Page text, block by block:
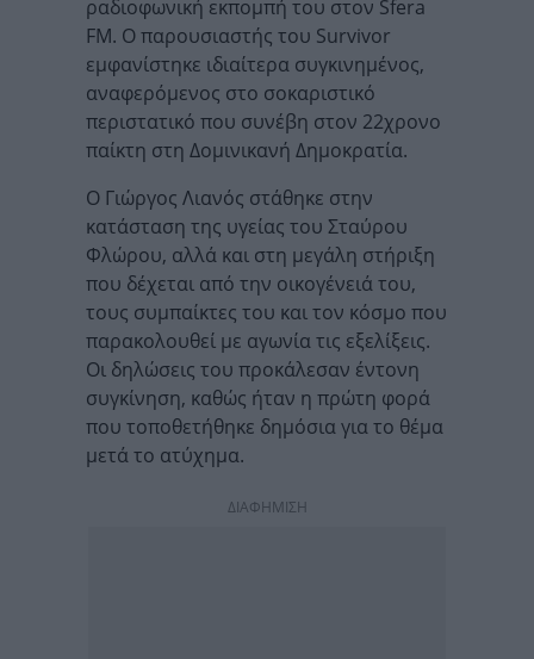
ραδιοφωνική εκπομπή του στον Sfera
FM. Ο παρουσιαστής του Survivor
εμφανίστηκε ιδιαίτερα συγκινημένος,
αναφερόμενος στο σοκαριστικό
περιστατικό που συνέβη στον 22χρονο
παίκτη στη Δομινικανή Δημοκρατία.
Ο Γιώργος Λιανός στάθηκε στην
κατάσταση της υγείας του Σταύρου
Φλώρου, αλλά και στη μεγάλη στήριξη
που δέχεται από την οικογένειά του,
τους συμπαίκτες του και τον κόσμο που
παρακολουθεί με αγωνία τις εξελίξεις.
Οι δηλώσεις του προκάλεσαν έντονη
συγκίνηση, καθώς ήταν η πρώτη φορά
που τοποθετήθηκε δημόσια για το θέμα
μετά το ατύχημα.
ΔΙΑΦΗΜΙΣΗ